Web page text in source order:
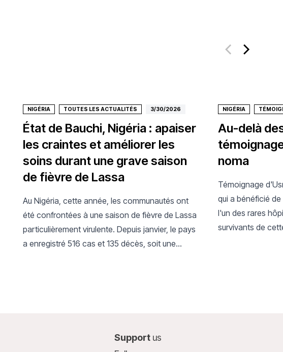
NIGÉRIA TOUTES LES ACTUALITÉS 3/30/2026
État de Bauchi, Nigéria : apaiser
les craintes et améliorer les
soins durant une grave saison
de fièvre de Lassa
Au Nigéria, cette année, les communautés ont
été confrontées à une saison de fièvre de Lassa
particulièrement virulente. Depuis janvier, le pays
a enregistré 516 cas et 135 décès, soit une
NIGÉRIA
Au-delà
noma
Témoignage
qui a bénéficié
l'un des rares
survivants de
Support us